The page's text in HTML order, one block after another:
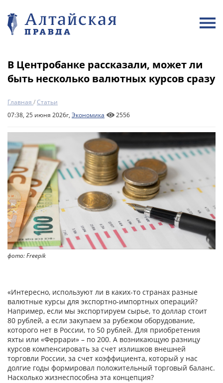
В Центробанке рассказали, может ли
быть несколько валютных курсов сразу
Главная /Статьи
07:38, 25 июня 2026г, Экономика 2556
фото: Freepik
«Интересно, используют ли в каких-то странах разные
валютные курсы для экспортно-импортных операций?
Например, если мы экспортируем сырье, то доллар стоит
80 рублей, а если закупаем за рубежом оборудование,
которого нет в России, то 50 рублей. Для приобретения
яхты или «Феррари» – по 200. А возникающую разницу
курсов компенсировать за счет излишков внешней
торговли России, за счет коэффициента, который у нас
долгие годы формировал положительный торговый баланс.
Насколько жизнеспособна эта концепция?